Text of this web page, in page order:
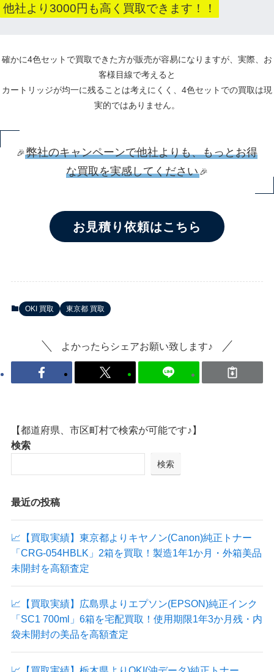
他社より3000円も高く買取できます！！
確かに4色セットで買取できた方が販売が容易になりますが、実際、お
客様目線で考えると
カートリッジが均一に残ることは考えにくく、4色セットでの買取は現
実的ではありません。
🎉弊社のキャンペーンで他社よりも、もっとお得
な買取を実感してください🎉
お見積り依頼はこちら
OKI 買取 東京都 買取
よかったらシェアお願い致します♪
【都道府県、市区町村で検索が可能です♪】
検索
検索
最近の投稿
📈【買取実績】東京都よりキヤノン(Canon)純正トナー
「CRG-054HBLK」2箱を買取！製造1年1か月・外箱美品
未開封を高額査定
📈【買取実績】広島県よりエプソン(EPSON)純正インク
「SC1 700ml」6箱を宅配買取！使用期限1年3か月残・内
袋未開封の美品を高額査定